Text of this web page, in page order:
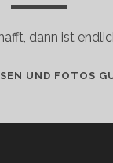
dann ist
UND FOTOS